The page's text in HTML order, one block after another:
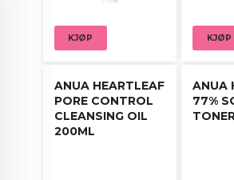
KJØP KJØP
ANUA HEARTLEAF
PORE CONTROL
CLEANSING OIL
200ML
ANUA
77%